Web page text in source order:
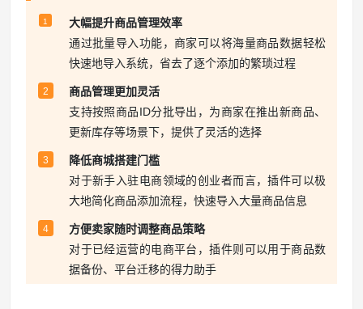
1
大幅提升商品管理效率
通过批量导入功能，商家可以将海量商品数据轻松
快速地导入系统，省去了逐个添加的繁琐过程
2
商品管理更加灵活
支持按照商品ID分批导出，为商家在推出新商品、
更新库存等场景下，提供了灵活的选择
3
降低商城搭建门槛
对于新手入驻电商领域的创业者而言，插件可以极
大地简化商品添加流程，快速导入大量商品信息
4
方便卖家随时调整商品策略
对于已经运营的电商平台，插件则可以用于商品数
据备份、平台迁移的得力助手